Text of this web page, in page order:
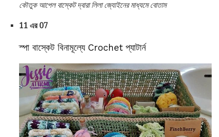
কৌতুক আপেল বাস্কেট দ্বারা লিলা জ্যোইনের মাধ্যমে বোতাম
11 এর 07
স্পা বাস্কেট বিনামূল্যে Crochet প্যাটার্ন